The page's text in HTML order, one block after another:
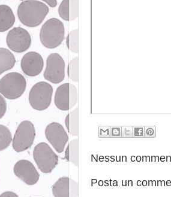
Nessun
Posta un